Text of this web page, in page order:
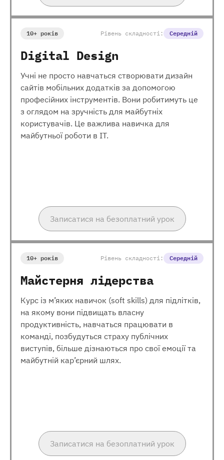
10+ років Рівень складності: Середній
Digital Design
Учні не просто навчаться створювати дизайн
сайтів мобільних додатків за допомогою
професійних інструментів. Вони робитимуть це
з оглядом на зручність для майбутніх
користувачів. Це важлива навичка для
майбутньої роботи в ІТ.
Записатися на безоплатний урок
10+ років Рівень складності: Середній
Майстерня лідерства
Курс із м’яких навичок (soft skills) для підлітків,
на якому вони підвищать власну
продуктивність, навчаться працювати в
команді, позбудуться страху публічних
виступів, більше дізнаються про свої емоції та
майбутній кар’єрний шлях.
Записатися на безоплатний урок